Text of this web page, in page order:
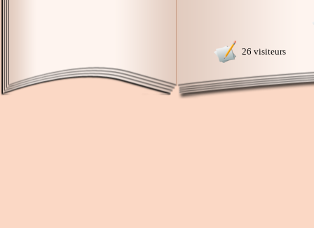
26 visiteurs